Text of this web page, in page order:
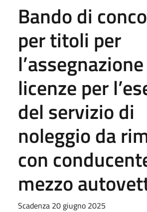
Bando di
per titoli per
licenze per
del servizio di
noleggio da
con
mezzo
Scadenza 20 giugno 2025